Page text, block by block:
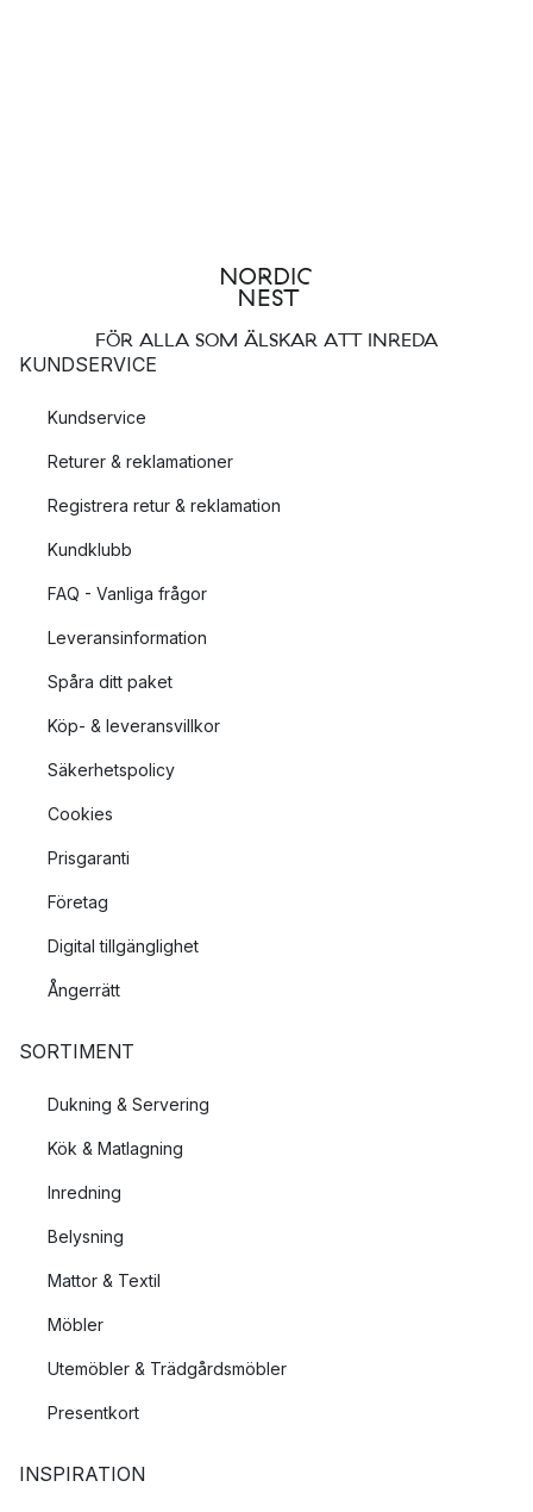
FÖR ALLA SOM ÄLSKAR ATT INREDA
KUNDSERVICE
Kundservice
Returer & reklamationer
Registrera retur & reklamation
Kundklubb
FAQ - Vanliga frågor
Leveransinformation
Spåra ditt paket
Köp- & leveransvillkor
Säkerhetspolicy
Cookies
Prisgaranti
Företag
Digital tillgänglighet
Ångerrätt
SORTIMENT
Dukning & Servering
Kök & Matlagning
Inredning
Belysning
Mattor & Textil
Möbler
Utemöbler & Trädgårdsmöbler
Presentkort
INSPIRATION